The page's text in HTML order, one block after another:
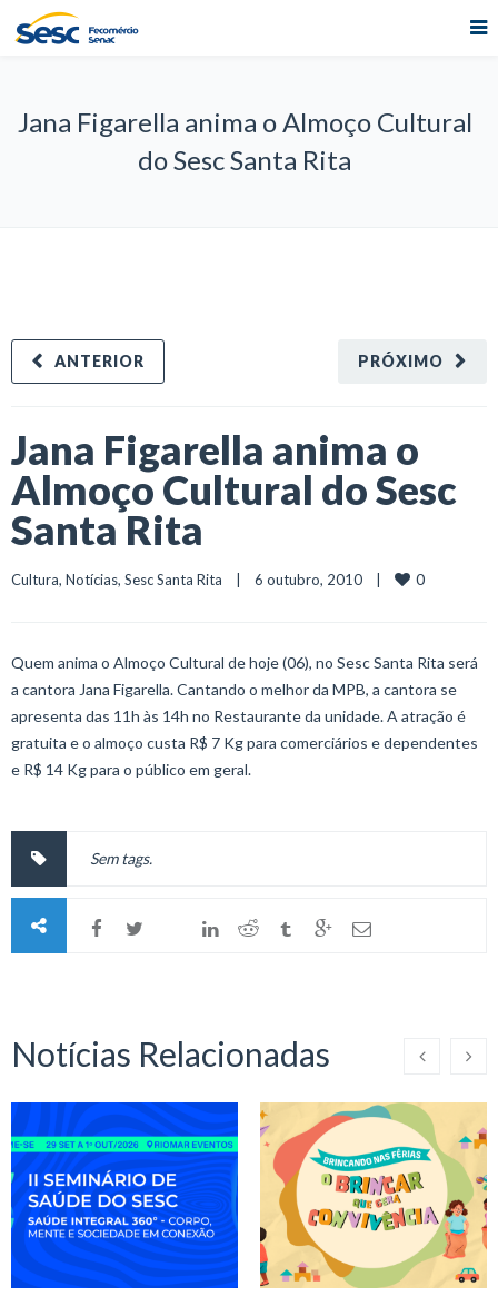
Jana Figarella anima o Almoço Cultural
do Sesc Santa Rita
PRÓXIMO
ANTERIOR
Jana Figarella anima o
Almoço Cultural do Sesc
Santa Rita
Cultura, Notícias, Sesc Santa Rita
    |    6 outubro, 2010    |
0
Quem anima o Almoço Cultural de hoje (06), no Sesc Santa Rita será
a cantora Jana Figarella. Cantando o melhor da MPB, a cantora se
apresenta das 11h às 14h no Restaurante da unidade. A atração é
gratuita e o almoço custa R$ 7 Kg para comerciários e dependentes
e R$ 14 Kg para o público em geral.
Sem tags.
Notícias Relacionadas